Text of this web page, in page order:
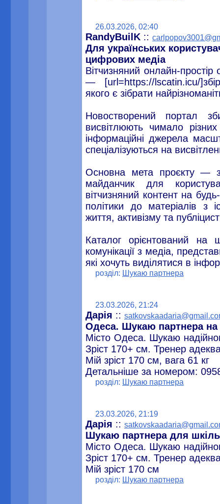
26.03.2026, 02:40
RandyBuilK ::
Для українських
цифрових медіа
Вітчизняний онлайн-
— [url=https://lscatin.icu/
якого є зібрати
Новостворений портал
висвітлюють чимало
інформаційні джерела
спеціалізуються на
Основна мета проєкту —
майданчик для
вітчизняний контент на
політики до матеріалів з
життя, активізму та
Каталог орієнтований на
комунікації з медіа,
які хочуть виділятися в
розділ: Шукаю партнера
23.03.2026, 21:24
Дарія ::
Одеса. Шукаю партнера на
Місто Одеса. Шукаю
Зріст 170+ см. Тренер
Мій зріст 170 см, вага 61 кг
Детальніше за номером:
розділ: Шукаю партнера
23.03.2026, 21:19
Дарія ::
Шукаю партнера для
Місто Одеса. Шукаю
Зріст 170+ см. Тренер
Мій зріст 170 см
розділ: Шукаю партнера